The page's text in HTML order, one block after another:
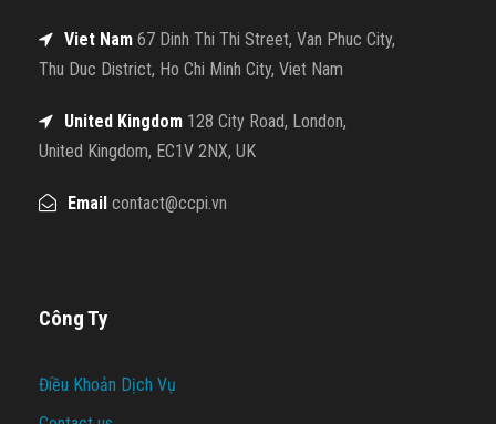
Viet Nam 67 Dinh Thi Thi Street, Van Phuc City,
Thu Duc District, Ho Chi Minh City, Viet Nam
United Kingdom 128 City Road, London,
United Kingdom, EC1V 2NX, UK
Email contact@ccpi.vn
Công Ty
Điều Khoản Dịch Vụ